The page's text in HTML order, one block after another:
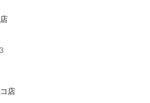
店